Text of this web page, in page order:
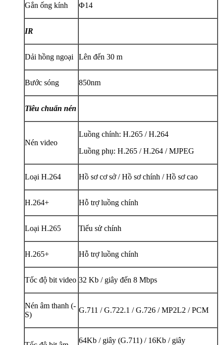
Gắn ống kính Φ14
IR
Dải hồng ngoại Lên đến 30 m
Bước sóng 850nm
Tiêu chuẩn nén
Nén video
Luồng chính: H.265 / H.264
Luồng phụ: H.265 / H.264 / MJPEG
Loại H.264 Hồ sơ cơ sở / Hồ sơ chính / Hồ sơ cao
H.264+ Hỗ trợ luồng chính
Loại H.265 Tiểu sử chính
H.265+ Hỗ trợ luồng chính
Tốc độ bit video 32 Kb / giây đến 8 Mbps
Nén âm thanh (-
S)
G.711 / G.722.1 / G.726 / MP2L2 / PCM
64Kb / giây (G.711) / 16Kb / giây